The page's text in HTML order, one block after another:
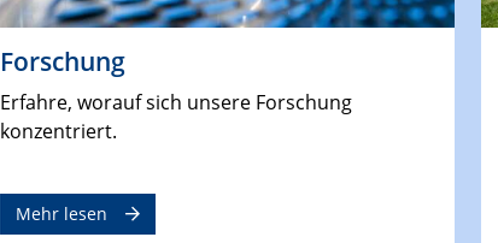
Forschung
Erfahre, worauf sich unsere Forschung
konzentriert.
Mehr lesen